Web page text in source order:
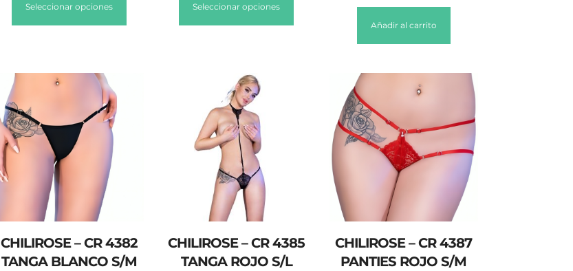
Seleccionar opciones Seleccionar opciones
Añadir al carrito
CHILIROSE – CR 4382
TANGA BLANCO S/M
CHILIROSE – CR 4385
TANGA ROJO S/L
CHILIROSE – CR 4387
PANTIES ROJO S/M